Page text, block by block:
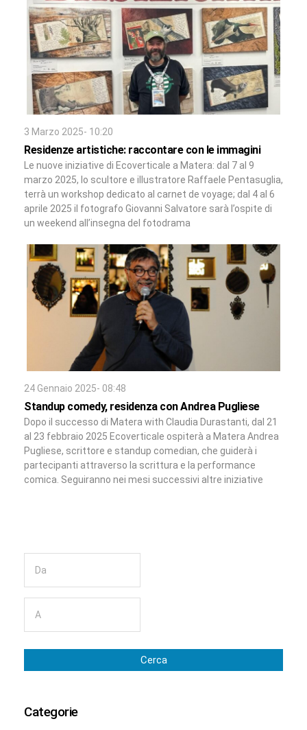
3 Marzo 2025- 10:20
Residenze artistiche: raccontare con le immagini
Le nuove iniziative di Ecoverticale a Matera: dal 7 al 9
marzo 2025, lo scultore e illustratore Raffaele Pentasuglia,
terrà un workshop dedicato al carnet de voyage; dal 4 al 6
aprile 2025 il fotografo Giovanni Salvatore sarà l’ospite di
un weekend all’insegna del fotodrama
24 Gennaio 2025- 08:48
Standup comedy, residenza con Andrea Pugliese
Dopo il successo di Matera with Claudia Durastanti, dal 21
al 23 febbraio 2025 Ecoverticale ospiterà a Matera Andrea
Pugliese, scrittore e standup comedian, che guiderà i
partecipanti attraverso la scrittura e la performance
comica. Seguiranno nei mesi successivi altre iniziative
Cerca
Categorie